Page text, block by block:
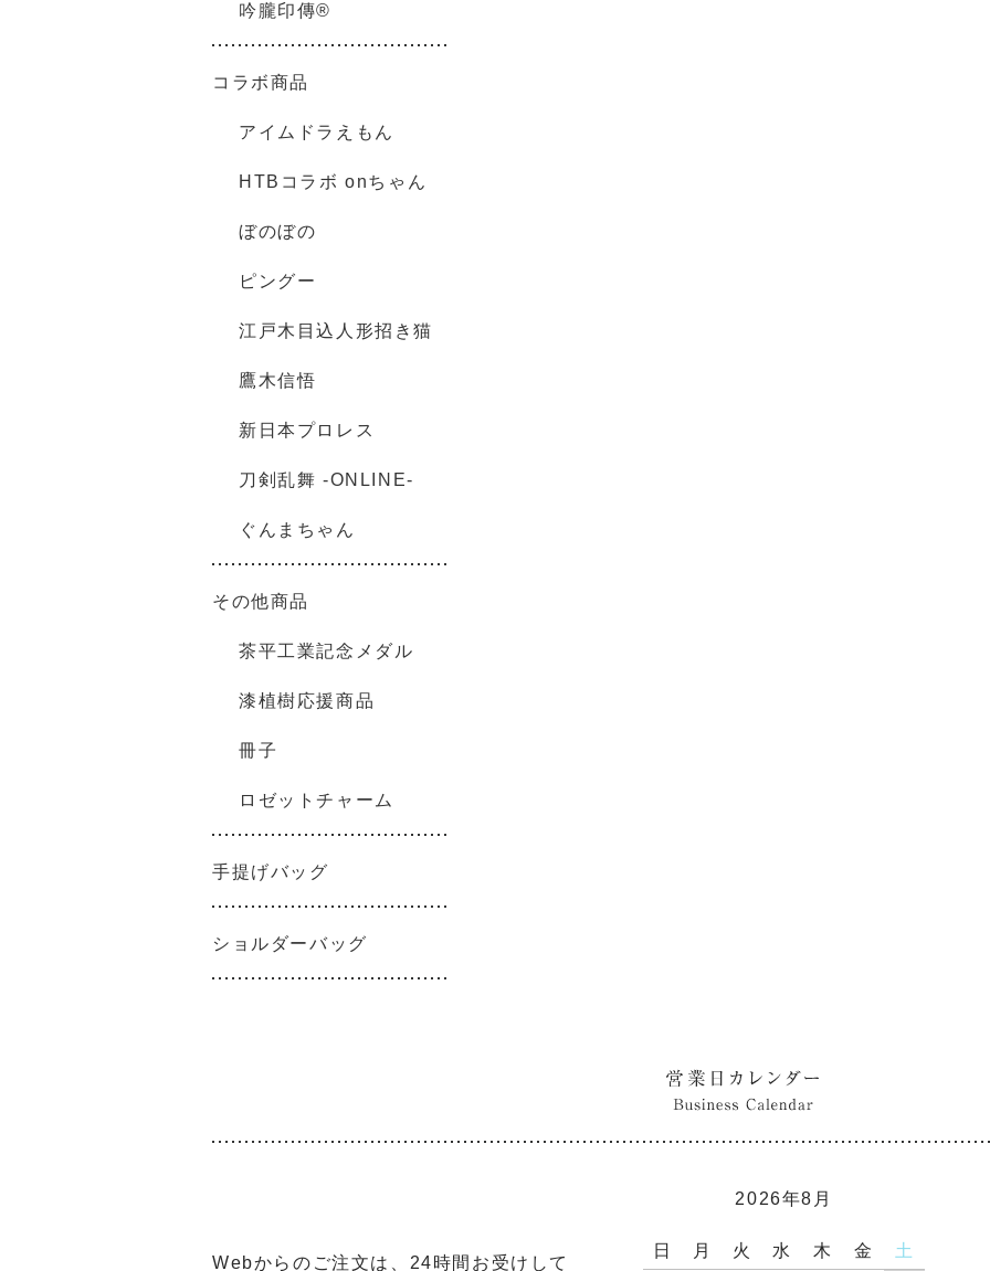
吟朧印傳®
コラボ商品
アイムドラえもん
HTBコラボ onちゃん
ぼのぼの
ピングー
江戸木目込人形招き猫
鷹木信悟
新日本プロレス
刀剣乱舞 -ONLINE-
ぐんまちゃん
その他商品
茶平工業記念メダル
漆植樹応援商品
冊子
ロゼットチャーム
手提げバッグ
ショルダーバッグ
Webからのご注文は、24時間お受けして
2026年8月
日 月 火 水 木 金 土